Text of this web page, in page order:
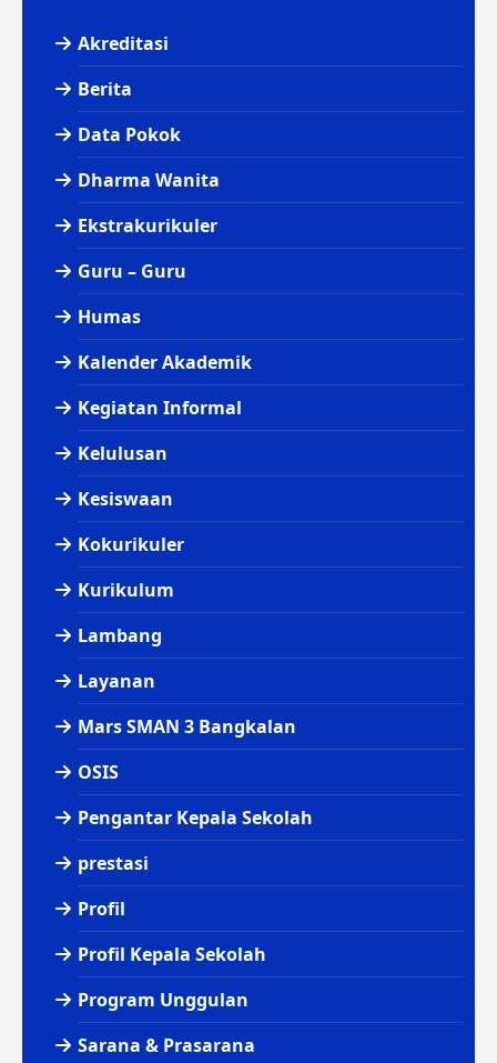
Akreditasi
Berita
Data Pokok
Dharma Wanita
Ekstrakurikuler
Guru – Guru
Humas
Kalender Akademik
Kegiatan Informal
Kelulusan
Kesiswaan
Kokurikuler
Kurikulum
Lambang
Layanan
Mars SMAN 3 Bangkalan
OSIS
Pengantar Kepala Sekolah
prestasi
Profil
Profil Kepala Sekolah
Program Unggulan
Sarana & Prasarana